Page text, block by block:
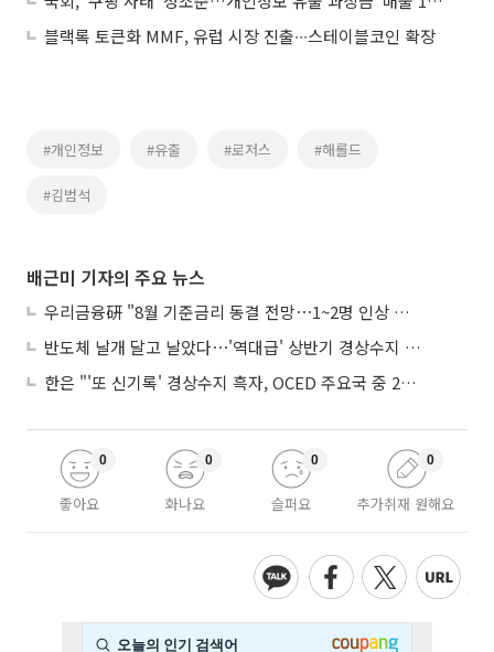
블랙록 토큰화 MMF, 유럽 시장 진출∙∙∙스테이블코인 확장
#개인정보 #유출 #로저스 #해롤드
#김범석
배근미 기자의 주요 뉴스
우리금융硏 "8월 기준금리 동결 전망⋯1~2명 인상 소수의견 낼 것"
반도체 날개 달고 날았다⋯'역대급' 상반기 경상수지 흑자 2000억달러 육박
한은 "'또 신기록' 경상수지 흑자, OCED 주요국 중 2위⋯반도체 수출 효과"
좋아요
0
화나요
0
슬퍼요
0
추가취재 원해요
0